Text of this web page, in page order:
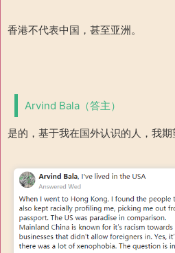
香港不代表中国，甚至亚洲。
Arvind Bala（答主）
是的，基于我在国外认识的人，我期